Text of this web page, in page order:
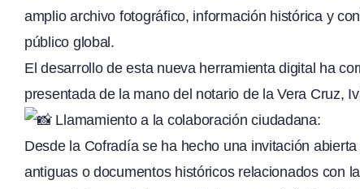
amplio archivo fotográfico, información histórica y
público global.
El desarrollo de esta nueva herramienta digital ha
presentada de la mano del notario de la Vera Cruz,
Llamamiento a la colaboración ciudadana:
Desde la Cofradía se ha hecho una invitación
antiguas o documentos históricos relacionados con